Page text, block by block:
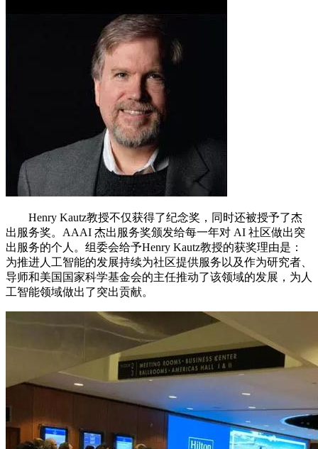
Henry Kautz教授不仅获得了纪念奖，同时还被授予了杰
出服务奖。AAAI 杰出服务奖颁发给每一年对 AI 社区做出突
出服务的个人。组委会给予Henry Kautz教授的获奖理由是：
为推进人工智能的发展持续为社区提供服务以及作为研究者、
导师和美国国家科学基金会的主任推动了该领域的发展，为人
工智能领域做出了突出贡献。